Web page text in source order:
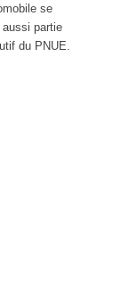
se
aussi partie
du PNUE.